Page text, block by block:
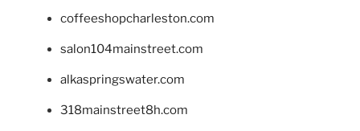
coffeeshopcharleston.com
salon104mainstreet.com
alkaspringswater.com
318mainstreet8h.com